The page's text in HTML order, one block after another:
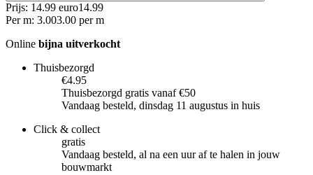
Prijs: 14.99 euro14.99
Per m: 3.003.00 per m
Online bijna uitverkocht
Thuisbezorgd
€4.95
Thuisbezorgd gratis vanaf €50
Vandaag besteld, dinsdag 11 augustus in huis
Click & collect
gratis
Vandaag besteld, al na een uur af te halen in jouw
bouwmarkt